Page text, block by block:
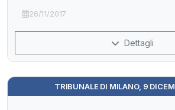
26/11/2017
Dettagli
TRIBUNALE DI MILANO, 9